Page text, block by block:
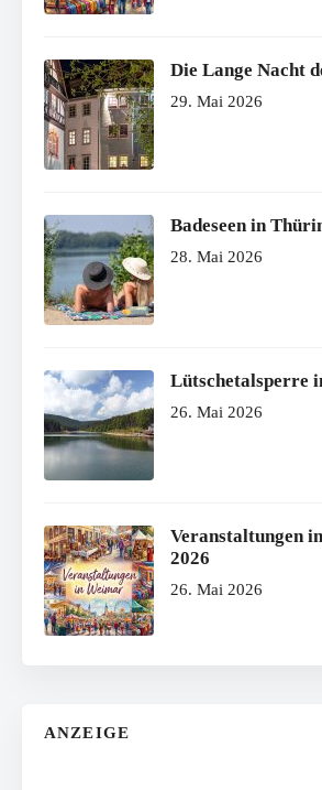
Die Lange Nacht
29. Mai 2026
Badeseen in
28. Mai 2026
Lütschetalsperre
26. Mai 2026
Veranstaltungen
2026
26. Mai 2026
ANZEIGE